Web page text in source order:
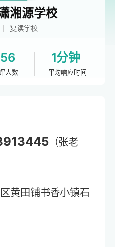
湘源学校
复读学校
人数
1分钟
平均响应时间
（张老
黄田铺书香小镇石